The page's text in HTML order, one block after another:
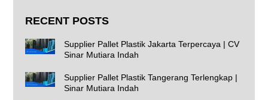
RECENT POSTS
Supplier Pallet Plastik Jakarta Terpercaya | CV
Sinar Mutiara Indah
Supplier Pallet Plastik Tangerang Terlengkap |
Sinar Mutiara Indah